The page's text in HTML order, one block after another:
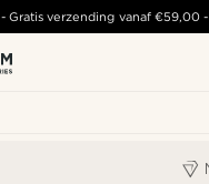
- Gratis verzending vanaf €59,00-